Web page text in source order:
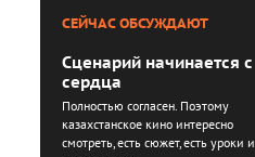
СЕЙЧАС ОБСУЖДАЮТ
Сценарий начинается с
сердца
Полностью согласен. Поэтому
казахстанское кино интересно
смотреть, есть сюжет, есть уроки и